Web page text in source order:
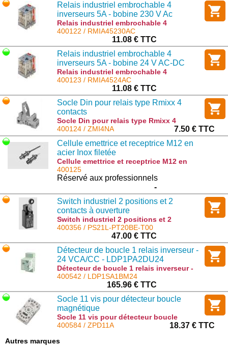
Relais industriel embrochable 4
inverseurs 5A - bobine 230 V Ac
Relais industriel embrochable 4
inverseurs 5A - bobine 230 V Ac :
400122 / RMIA45230AC
11.08 € TTC
Relais industriel embrochable 4
inverseurs 5A - bobine 24 V AC-DC
Relais industriel embrochable 4
inverseurs 5A - bobine 24 V AC-DC :
400123 / RMIA4524AC
11.08 € TTC
Socle Din pour relais type Rmixx 4
contacts
Socle Din pour relais type Rmixx 4
contacts : ZMI4NA
400124 / ZMI4NA
7.50 € TTC
Cellule emettrice et receptrice M12 en
acier Inox filetée
Cellule emettrice et receptrice M12 en
acier Inox filetée : MOFT20/MOFR-M12-5
400125
Réservé aux professionnels
-
Switch industriel 2 positions et 2
contacts à ouverture
Switch industriel 2 positions et 2
contacts à ouverture : PS21L-PT20BE-
400356 / PS21L-PT20BE-T00
47.00 € TTC
Détecteur de boucle 1 relais inverseur -
24 VCA/CC - LDP1PA2DU24
Détecteur de boucle 1 relais inverseur -
24 VCA/CC - LDP1PA2DU24 :
LDP1SA1BM24
400542 / LDP1SA1BM24
165.96 € TTC
Socle 11 vis pour détecteur boucle
magnétique
Socle 11 vis pour détecteur boucle
magnétique : ZPD11A
400584 / ZPD11A 18.37 € TTC
Autres marques